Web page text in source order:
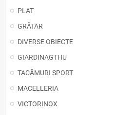
PLAT
GRĂTAR
DIVERSE OBIECTE
GIARDINAGTHU
TACÂMURI SPORT
MACELLERIA
VICTORINOX